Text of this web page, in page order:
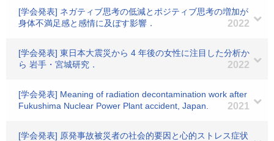
[学会発表] ネガティブ思考の低減とポジティブ思考の増加が
身体不満足感と感情に及ぼす影響．
2022
[学会発表] 東日本大震災から 4 年後の女性に注目した分析か
ら 岩手・宮城研究．
2022
[学会発表] Meaning of radiation decontamination work after
Fukushima Nuclear Power Plant accident, Japan.
2021
[学会発表] 原発事故被災者の社会的要因と心的ストレス症状